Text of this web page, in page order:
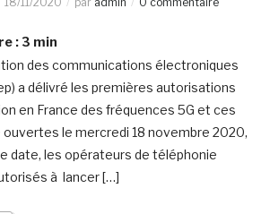
: 3 min
des communications électroniques
a délivré les premières autorisations
en France des fréquences 5G et ces
le mercredi 18 novembre 2020,
date, les opérateurs de téléphonie
à lancer […]